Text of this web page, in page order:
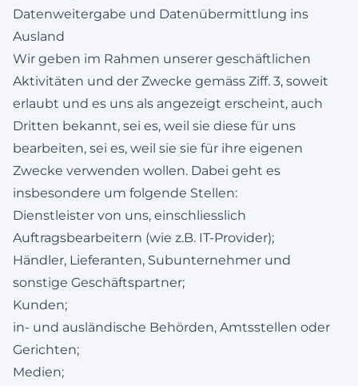
Datenweitergabe und Datenübermittlung ins
Ausland
Wir geben im Rahmen unserer geschäftlichen
Aktivitäten und der Zwecke gemäss Ziff. 3, soweit
erlaubt und es uns als angezeigt erscheint, auch
Dritten bekannt, sei es, weil sie diese für uns
bearbeiten, sei es, weil sie sie für ihre eigenen
Zwecke verwenden wollen. Dabei geht es
insbesondere um folgende Stellen:
Dienstleister von uns, einschliesslich
Auftragsbearbeitern (wie z.B. IT-Provider);
Händler, Lieferanten, Subunternehmer und
sonstige Geschäftspartner;
Kunden;
in- und ausländische Behörden, Amtsstellen oder
Gerichten;
Medien;